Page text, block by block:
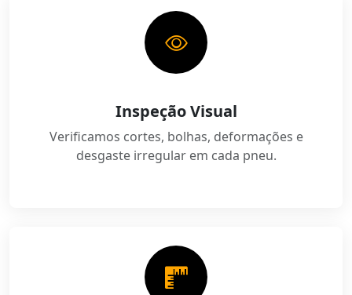
Inspeção Visual
Verificamos cortes, bolhas, deformações e
desgaste irregular em cada pneu.